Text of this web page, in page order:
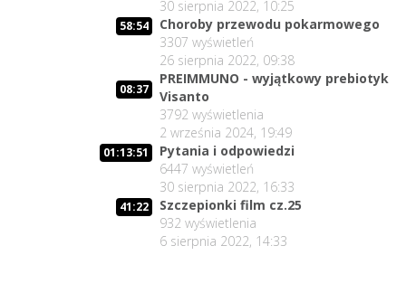
30 sierpnia 2022, 10:25
58:54
Choroby przewodu pokarmowego
3307 wyświetleń
26 sierpnia 2022, 09:38
08:37
PREIMMUNO - wyjątkowy prebiotyk
Visanto
3792 wyświetlenia
2 września 2024, 19:49
01:13:51
Pytania i odpowiedzi
6447 wyświetleń
30 sierpnia 2022, 16:33
41:22
Szczepionki film cz.25
932 wyświetlenia
6 sierpnia 2022, 14:33